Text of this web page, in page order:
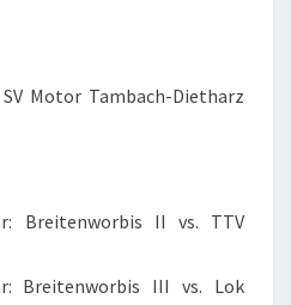
Motor Tambach-Dietharz
Breitenworbis II vs. TTV
Breitenworbis III vs. Lok